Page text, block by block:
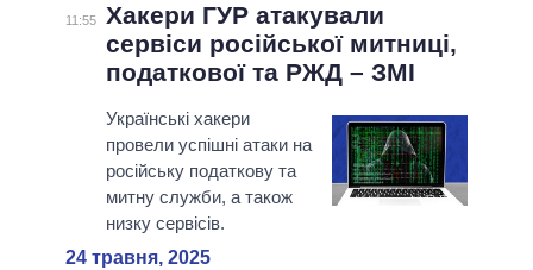
11:55
Хакери ГУР атакували
сервіси російської митниці,
податкової та РЖД – ЗМІ
Українські хакери
провели успішні атаки на
російську податкову та
митну служби, а також
низку сервісів.
24 травня, 2025